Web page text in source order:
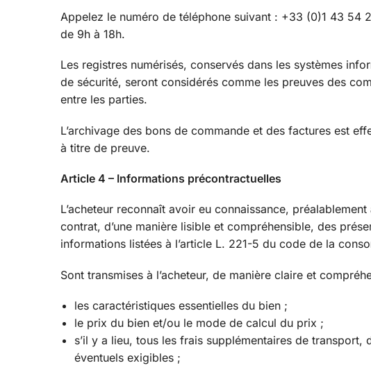
Appelez le numéro de téléphone suivant : +33 (0)1 43 54
de 9h à 18h.
Les registres numérisés, conservés dans les systèmes
de sécurité, seront considérés comme les preuves des
entre les parties.
L’archivage des bons de commande et des factures est
à titre de preuve.
Article 4 – Informations précontractuelles
L’acheteur reconnaît avoir eu connaissance,
contrat, d’une manière lisible et compréhensible, des
informations listées à l’article L. 221-5 du code de la
Sont transmises à l’acheteur, de manière claire et
les caractéristiques essentielles du bien ;
le prix du bien et/ou le mode de calcul du prix ;
s’il y a lieu, tous les frais supplémentaires de
éventuels exigibles ;